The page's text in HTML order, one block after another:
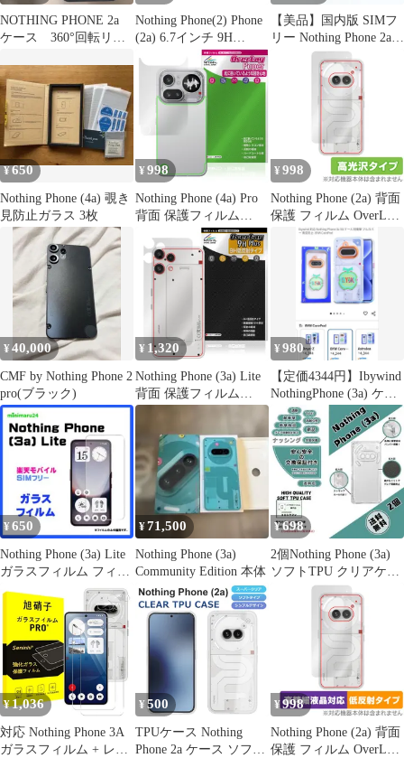
NOTHING PHONE 2a
ケース 360°回転リン
カバー スマホケー
ス マグネット ブラ
ック
Nothing Phone(2) Phone
(2a) 6.7インチ 9H
0.26mm 強化ガラス 液
晶保護フィルム 2.5D
K346
【美品】国内版 SIMフ
リー Nothing Phone 2a
A142 128GB MILK
¥650
Nothing Phone (4a) 覗き
見防止ガラス 3枚
¥ 998
Nothing Phone (4a) Pro
背面 保護フィルム
OverLay Paper for ナッ
シングフォン スマホ ザ
ラザラした手触り ホー
ルド感アップ
¥ 998
Nothing Phone (2a) 背面
保護 フィルム OverLay
Brilliant ナッシング ス
マホ用保護フィルム 本
体保護フィルム 高光沢
¥40,000
CMF by Nothing Phone 2
pro(ブラック)
¥ 1,320
Nothing Phone (3a) Lite
背面 保護フィルム
OverLay 9H Plus for ナ
ッシング フォン 9H高
硬度 さらさら手触り反
射防止
¥980
【定価4344円】Ibywind
NothingPhone (3a) ケー
ス
¥ 650
Nothing Phone (3a) Lite
ガラスフィルム フィル
ム#推し活
¥71,500
Nothing Phone (3a)
Community Edition 本体
¥698
2個Nothing Phone (3a)
ソフトTPU クリアケー
¥1,036
対応 Nothing Phone 3A
ガラスフィルム + レン
¥ 500
TPUケース Nothing
Phone 2a ケース ソフト
¥998
Nothing Phone (2a) 背面
保護 フィルム OverLay